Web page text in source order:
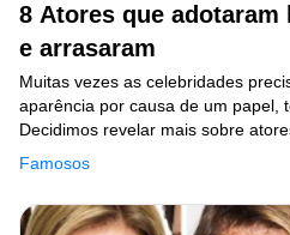
8 Atores que
e arrasaram
Famosos
Muitas vezes as celebridades
aparência por causa de um papel,
Decidimos revelar mais sobre
já adotaram visuais extremos para